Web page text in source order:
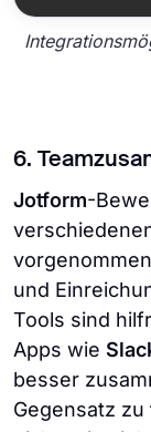
6.
Jotform-
und
Tools sind
Apps wie
besser
Gegensatz zu